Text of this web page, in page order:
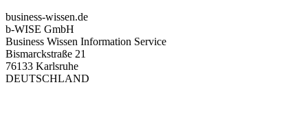
business-wissen.de
b-WISE GmbH
Business Wissen Information Service
Bismarckstraße 21
76133 Karlsruhe
DEUTSCHLAND